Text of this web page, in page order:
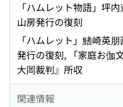
「ハムレット物語」坪
山房発行の復刻
「ハムレット」鰭崎英
発行の復刻, 「家庭お伽
大岡裁判』所収
関連情報